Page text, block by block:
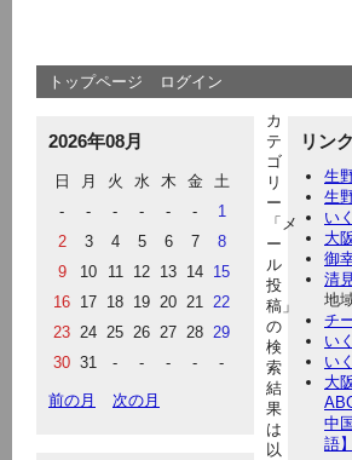
トップページ ログイン
2026年08月
日 月 火 水 木 金
土
-
- - - - -
1
2
3 4 5 6 7
8
9
10 11 12 13 14 15
16 17 18 19 20 21 22
23 24 25 26 27 28 29
30 31 - - - - -
前の月 次の月
リンク
生
生
い
大
御
清
地
チ
い
い
大
中
語】
カ
テ
ゴ
リ
ー
「メ
ー
ル
投
稿」
の
検
索
結
果
は
以